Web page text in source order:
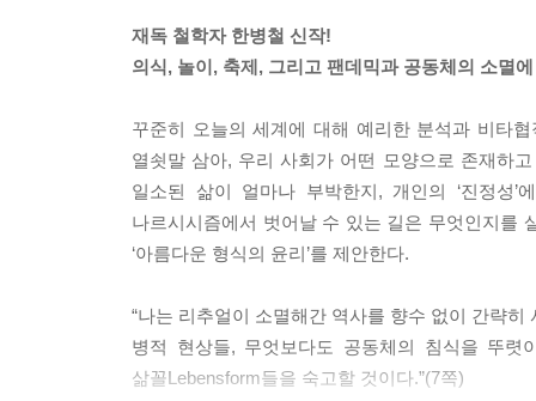
얼의 본질은 ‘집안에 들기’를 상징적으로 실천하
추얼과 예식은 우리를 존재의 까마득한 구렁텅이
장례식은 니스칠처럼 피부 위에 덮여 사랑하는
얼이 제거되면, 삶은 완전히 무방비로 된다. 생산
주를 심화할 것이다.
--- p.26
진정성의 나르시시즘적 구조 때문에 진정성은 공
나 기타 상위 질서와의 관련이 아니라 진정성의
합일된다. 둘 다 자아와 관련이 있다. 진정성 숭배
재독 철학자 한병철 신작!
의식, 놀이, 축제, 그리고 팬데믹과 공동체의 소멸
꾸준히 오늘의 세계에 대해 예리한 분석과 비타
열쇳말 삼아, 우리 사회가 어떤 모양으로 존재하
일소된 삶이 얼마나 부박한지, 개인의 ‘진정성
나르시시즘에서 벗어날 수 있는 길은 무엇인지를
‘아름다운 형식의 윤리’를 제안한다.
“나는 리추얼이 소멸해간 역사를 향수 없이 간략
병적 현상들, 무엇보다도 공동체의 침식을 뚜
삶꼴Lebensform들을 숙고할 것이다.”(7쪽)